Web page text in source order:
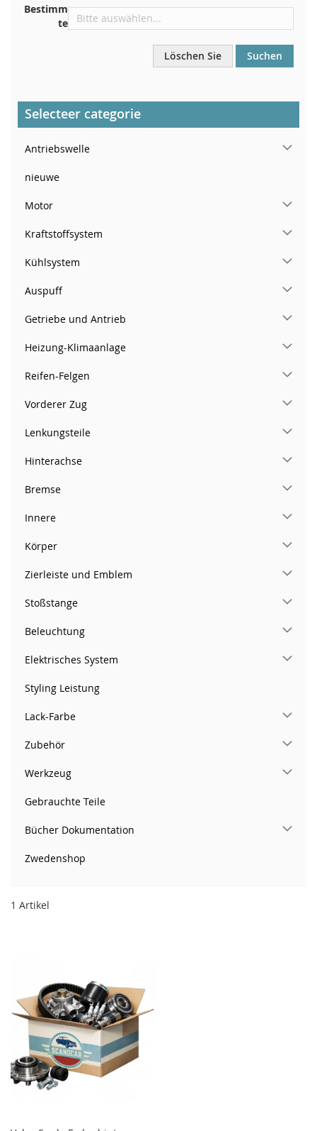
1 Artikel
Bestimm
te
Löschen Sie Suchen
Selecteer categorie
Antriebswelle
nieuwe
Motor
Kraftstoffsystem
Kühlsystem
Auspuff
Getriebe und Antrieb
Heizung-Klimaanlage
Reifen-Felgen
Vorderer Zug
Lenkungsteile
Hinterachse
Bremse
Innere
Körper
Zierleiste und Emblem
Stoßstange
Beleuchtung
Elektrisches System
Styling Leistung
Lack-Farbe
Zubehör
Werkzeug
Gebrauchte Teile
Bücher Dokumentation
Zwedenshop